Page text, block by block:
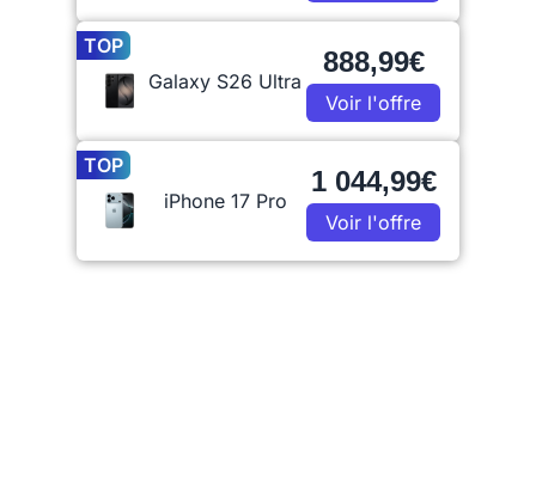
TOP
Galaxy S26 Ultra
888,99€
Voir l'offre
TOP
iPhone 17 Pro
1 044,99€
Voir l'offre